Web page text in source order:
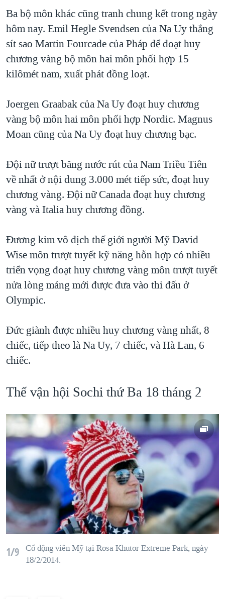
Ba bộ môn khác cũng tranh chung kết trong ngày
hôm nay. Emil Hegle Svendsen của Na Uy thắng
sít sao Martin Fourcade của Pháp để đoạt huy
chương vàng bộ môn hai môn phối hợp 15
kilômét nam, xuất phát đồng loạt.
Joergen Graabak của Na Uy đoạt huy chương
vàng bộ môn hai môn phối hợp Nordic. Magnus
Moan cũng của Na Uy đoạt huy chương bạc.
Ðội nữ trượt băng nước rút của Nam Triều Tiên
về nhất ở nội dung 3.000 mét tiếp sức, đoạt huy
chương vàng. Ðội nữ Canada đoạt huy chương
vàng và Italia huy chương đồng.
Ðương kim vô địch thế giới người Mỹ David
Wise môn trượt tuyết kỹ năng hỗn hợp có nhiều
triển vọng đoạt huy chương vàng môn trượt tuyết
nửa lòng máng mới được đưa vào thi đấu ở
Olympic.
Đức giành được nhiều huy chương vàng nhất, 8
chiếc, tiếp theo là Na Uy, 7 chiếc, và Hà Lan, 6
chiếc.
Thế vận hội Sochi thứ Ba 18 tháng 2
1/9 Cổ động viên Mỹ tại Rosa Khutor Extreme Park, ngày
18/2/2014.